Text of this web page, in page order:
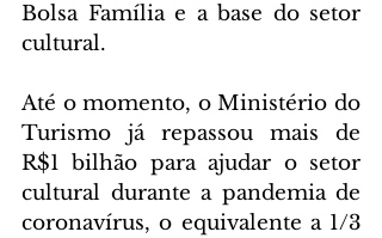
Bolsa Família e a base do setor
cultural.
Até o momento, o Ministério do
Turismo já repassou mais de
R$1 bilhão para ajudar o setor
cultural durante a pandemia de
coronavírus, o equivalente a 1/3